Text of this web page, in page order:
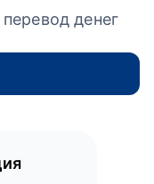
денег